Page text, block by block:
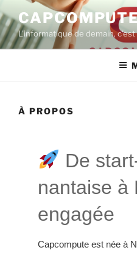
au
contenu
principal
L'informatique de demain, c'est
À PROPOS
De
nantaise à
engagée
Capcompute est née à